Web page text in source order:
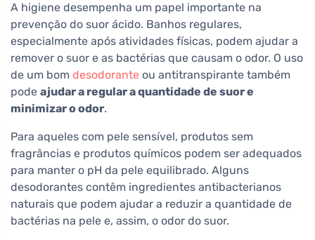
A higiene desempenha um papel importante na
prevenção do suor ácido. Banhos regulares,
especialmente após atividades físicas, podem ajudar a
remover o suor e as bactérias que causam o odor. O uso
de um bom desodorante ou antitranspirante também
pode ajudar a regular a quantidade de suor e
minimizar o odor.
Para aqueles com pele sensível, produtos sem
fragrâncias e produtos químicos podem ser adequados
para manter o pH da pele equilibrado. Alguns
desodorantes contêm ingredientes antibacterianos
naturais que podem ajudar a reduzir a quantidade de
bactérias na pele e, assim, o odor do suor.